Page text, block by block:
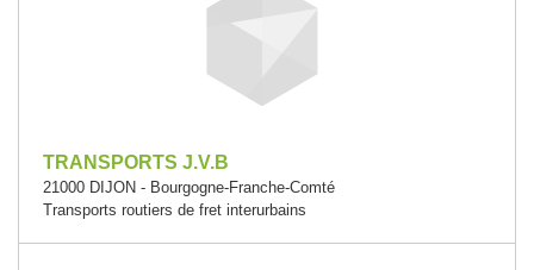
TRANSPORTS J.V.B
21000 DIJON - Bourgogne-Franche-Comté
Transports routiers de fret interurbains